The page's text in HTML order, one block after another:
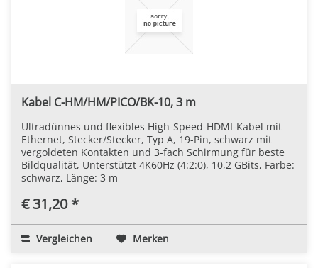
Kabel C-HM/HM/PICO/BK-10, 3 m
Ultradünnes und flexibles High-Speed-HDMI-Kabel mit
Ethernet, Stecker/Stecker, Typ A, 19-Pin, schwarz mit
vergoldeten Kontakten und 3-fach Schirmung für beste
Bildqualität, Unterstützt 4K60Hz (4:2:0), 10,2 GBits, Farbe:
schwarz, Länge: 3 m
€ 31,20 *
Vergleichen Merken